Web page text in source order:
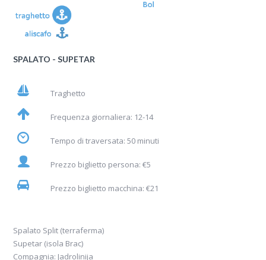
SPALATO - SUPETAR
Traghetto
Frequenza giornaliera: 12-14
Tempo di traversata: 50 minuti
Prezzo biglietto persona: €5
Prezzo biglietto macchina: €21
Spalato Split (terraferma)
Supetar (isola Brac)
Compagnia: Jadrolinija